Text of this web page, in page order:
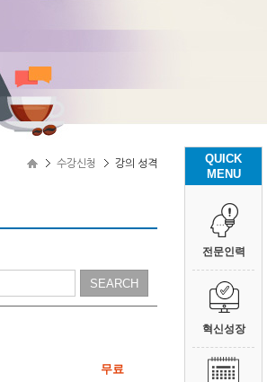
QUICK
MENU
전문인력
혁신성장
수강신청 강의 성격
무료